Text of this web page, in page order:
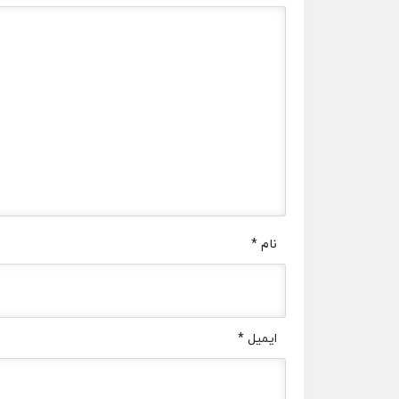
نام*
ایمیل*